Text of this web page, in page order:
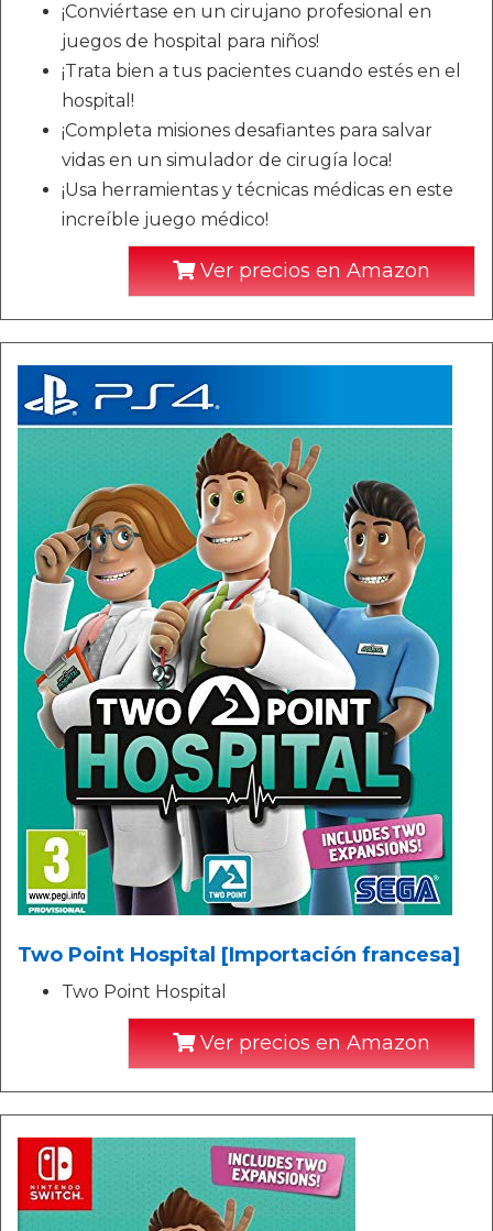
¡Conviértase en un cirujano profesional en
juegos de hospital para niños!
¡Trata bien a tus pacientes cuando estés en el
hospital!
¡Completa misiones desafiantes para salvar
vidas en un simulador de cirugía loca!
¡Usa herramientas y técnicas médicas en este
increíble juego médico!
Ver precios en Amazon
Two Point Hospital [Importación francesa]
Two Point Hospital
Ver precios en Amazon